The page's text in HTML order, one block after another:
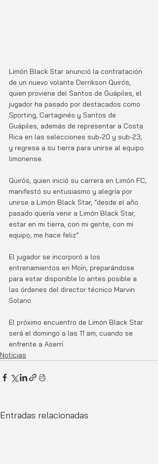
Limón Black Star anunció la contratación
de un nuevo volante Derrikson Quirós,
quien proviene del Santos de Guápiles, el
jugador ha pasado por destacados como
Sporting, Cartaginés y Santos de
Guápiles, además de representar a Costa
Rica en las selecciones sub-20 y sub-23,
y regresa a su tierra para unirse al equipo
limonense.
Quirós, quien inició su carrera en Limón FC,
manifestó su entusiasmo y alegría por
unirse a Limón Black Star, “desde el año
pasado quería venir a Limón Black Star,
estar en mi tierra, con mi gente, con mi
equipo, me hace feliz”.
El jugador se incorporó a los
entrenamientos en Moín, preparándose
para estar disponible lo antes posible a
las órdenes del director técnico Marvin
Solano.
El próximo encuentro de Limón Black Star
será el domingo a las 11 am, cuando se
enfrente a Aserrí.
Noticias
Entradas relacionadas